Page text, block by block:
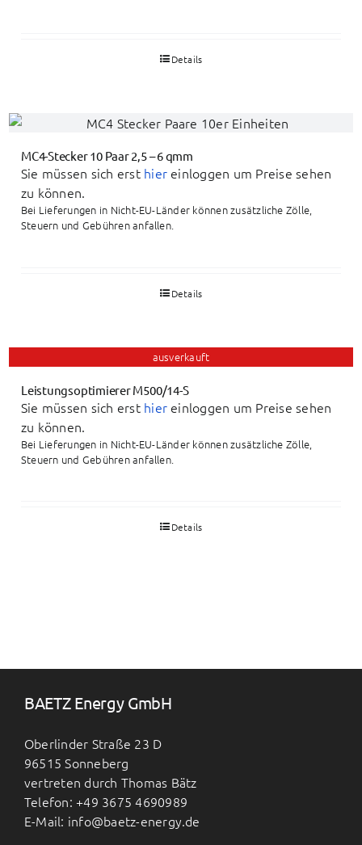
Details
MC4-Stecker 10 Paar 2,5 – 6 qmm
Sie müssen sich erst hier einloggen um Preise sehen
zu können.
Bei Lieferungen in Nicht-EU-Länder können zusätzliche Zölle,
Steuern und Gebühren anfallen.
Details
ausverkauft
Leistungsoptimierer M500/14-S
Sie müssen sich erst hier einloggen um Preise sehen
zu können.
Bei Lieferungen in Nicht-EU-Länder können zusätzliche Zölle,
Steuern und Gebühren anfallen.
Details
BAETZ Energy GmbH
Oberlinder Straße 23 D
96515 Sonneberg
vertreten durch Thomas Bätz
Telefon: +49 3675 4690989
E-Mail: info@baetz-energy.de